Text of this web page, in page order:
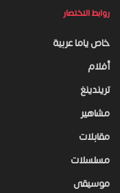
روابط الاختصار
خاص ياما عربية
أفلام
تريندينغ
مشاهير
مقابلات
مسلسلات
موسيقى